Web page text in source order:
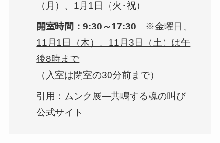
（月）、1月1日（火･祝）
開室時間：9:30～17:30
※金曜日、
11月1日（木）、11月3日（土）は午
後8時まで
（入室は閉室の30分前まで）
引用：ムンク展―共鳴する魂の叫び
公式サイト